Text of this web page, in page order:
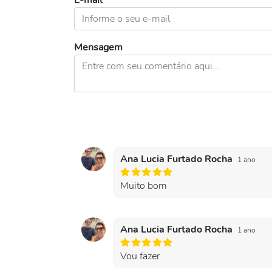
Mensagem
Ana Lucia Furtado Rocha 1 ano
Muito bom
Ana Lucia Furtado Rocha 1 ano
Vou fazer